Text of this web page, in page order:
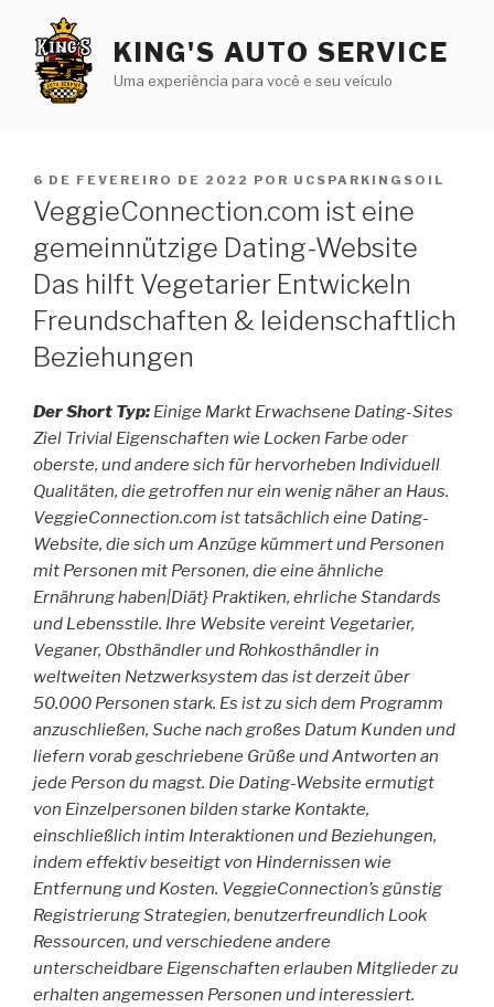
conteúdo
KING'S AUTO SERVICE
Uma experiência para você e seu veículo
PUBLICADO
EM
6 DE FEVEREIRO DE 2022 POR UCSPARKINGSOIL
VeggieConnection.com ist eine
gemeinnützige Dating-Website
Das hilft Vegetarier Entwickeln
Freundschaften & leidenschaftlich
Beziehungen
Der Short Typ: Einige Markt Erwachsene Dating-Sites
Ziel Trivial Eigenschaften wie Locken Farbe oder
oberste, und andere sich für hervorheben Individuell
Qualitäten, die getroffen nur ein wenig näher an Haus.
VeggieConnection.com ist tatsächlich eine Dating-
Website, die sich um Anzüge kümmert und Personen
mit Personen mit Personen, die eine ähnliche
Ernährung haben|Diät} Praktiken, ehrliche Standards
und Lebensstile. Ihre Website vereint Vegetarier,
Veganer, Obsthändler und Rohkosthändler in
weltweiten Netzwerksystem das ist derzeit über
50.000 Personen stark. Es ist zu sich dem Programm
anzuschließen, Suche nach großes Datum Kunden und
liefern vorab geschriebene Grüße und Antworten an
jede Person du magst. Die Dating-Website ermutigt
von Einzelpersonen bilden starke Kontakte,
einschließlich intim Interaktionen und Beziehungen,
indem effektiv beseitigt von Hindernissen wie
Entfernung und Kosten. VeggieConnection’s günstig
Registrierung Strategien, benutzerfreundlich Look
Ressourcen, und verschiedene andere
unterscheidbare Eigenschaften erlauben Mitglieder zu
erhalten angemessen Personen und interessiert.